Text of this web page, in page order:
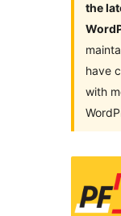
the
have
with